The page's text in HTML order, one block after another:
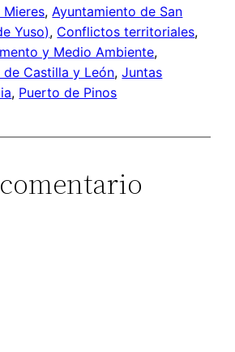
Mieres, Ayuntamiento de San
Yuso), Conflictos territoriales
y Medio Ambiente
de Castilla y León, Juntas
, Puerto de Pinos